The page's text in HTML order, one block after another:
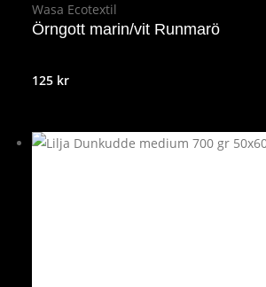
Wasa Ecotextil
Örngott marin/vit Runmarö
125 kr